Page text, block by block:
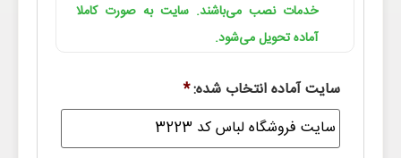
خدمات نصب می‌باشند. سایت به صورت کاملا
آماده تحویل می‌شود.
سایت آماده انتخاب شده:*